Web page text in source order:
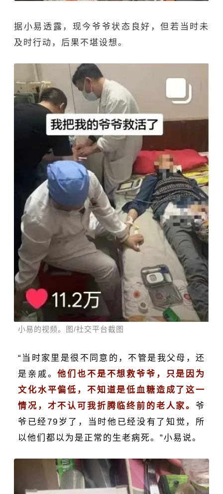
据小易透露，现今爷爷状态良好，但若当时未
及时行动，后果不堪设想。
小易的视频。图/社交平台截图
“当时家里是很不同意的，不管是我父母，还
是亲戚。他们也不是不想救爷爷，只是因为
文化水平偏低，不知道是低血糖造成了这一
情况，才不认可我折腾临终前的老人家。 爷
爷已经79岁了，当时他已经没有了知觉，所
以他们都以为是正常的生老病死。”小易说。